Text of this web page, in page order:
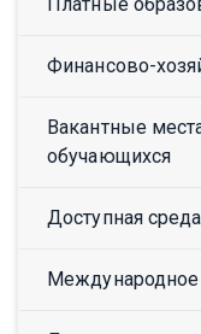
Финансово-
Вакантные
обучающихся
Доступная среда
Международное